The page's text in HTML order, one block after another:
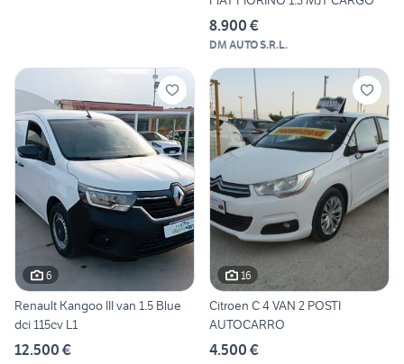
8.900 €
DM AUTO S.R.L.
6
Renault Kangoo III van 1.5 Blue
dci 115cv L1
12.500 €
16
Citroen C 4 VAN 2 POSTI
AUTOCARRO
4.500 €